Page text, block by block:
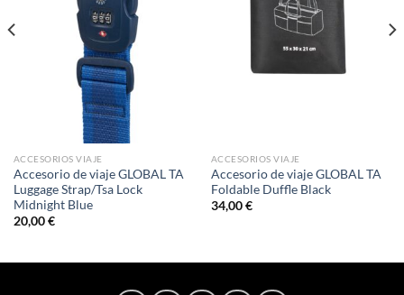
ACCESORIOS VIAJE
Accesorio de viaje GLOBAL TA
Luggage Strap/Tsa Lock
Midnight Blue
20,00€
ACCESORIOS VIAJE
Accesorio de viaje GLOBAL TA
Foldable Duffle Black
34,00€